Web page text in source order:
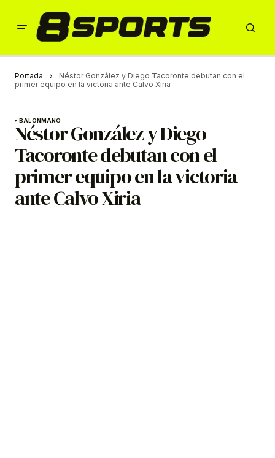
Portada
Néstor González y Diego Tacoronte debutan con el
primer equipo en la victoria ante Calvo Xiria
BALONMANO
Néstor González y Diego
Tacoronte debutan con el
primer equipo en la victoria
ante Calvo Xiria